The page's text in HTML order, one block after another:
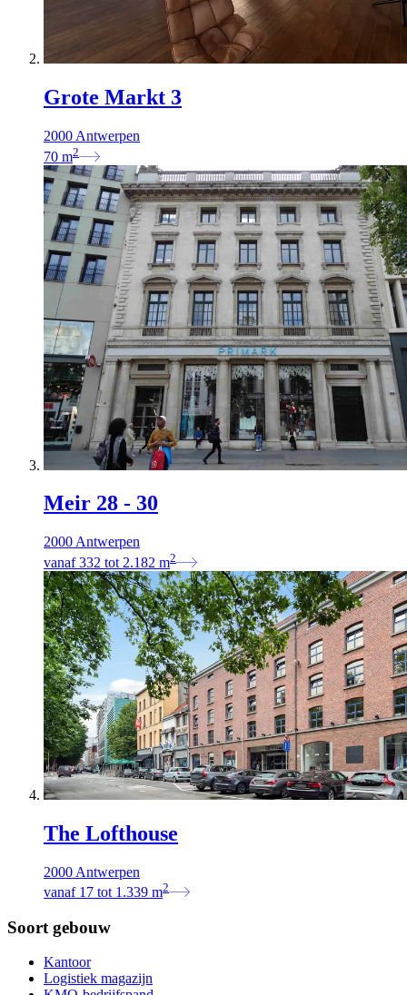
Grote Markt 3
2000 Antwerpen
70 m2
Meir 28 - 30
2000 Antwerpen
vanaf 332 tot 2.182 m2
The Lofthouse
2000 Antwerpen
vanaf 17 tot 1.339 m2
Soort gebouw
Kantoor
Logistiek magazijn